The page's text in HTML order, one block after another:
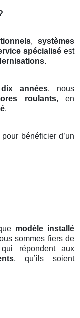
, systèmes
spécialiséest
.
dix années, nous
roulants, en
.
bénéficier d’un
modèle installé
sommes fiers de
qui répondent aux
, qu’ils soient